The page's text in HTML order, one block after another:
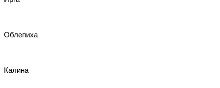
Облепиха
Калина